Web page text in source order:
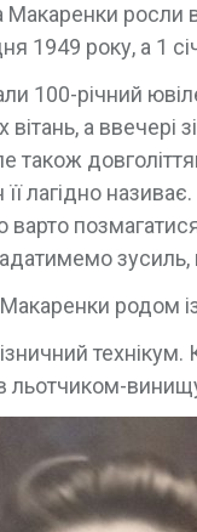
Макаренки росли
1949 року, а 1
100-річний
вітань, а
також
її лагідно
варто
родом
льотчиком-